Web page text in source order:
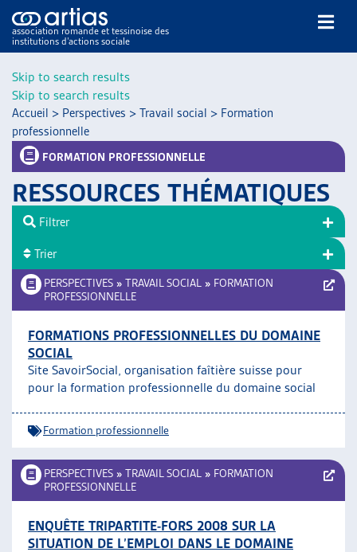
Skip to search results
Skip to search results
association romande et tessinoise des
institutions d’actions sociale
NOS PUBLICATIONS
ARTICLES
VEILLE
RESSOURCES
THÉMATIQUES
AUTRES
ARTIAS
L’ASSOCIATION
PROJETS ET ACTIVITÉS
JOURNÉES D’AUTOMNE
Accueil > Perspectives > Travail social > Formation
professionnelle
FORMATION PROFESSIONNELLE
RESSOURCES THÉMATIQUES
PERSPECTIVES » TRAVAIL SOCIAL » FORMATION
PROFESSIONNELLE
FORMATIONS PROFESSIONNELLES DU DOMAINE
SOCIAL
Site SavoirSocial, organisation faîtière suisse pour
pour la formation professionnelle du domaine social
Formation professionnelle
PERSPECTIVES » TRAVAIL SOCIAL » FORMATION
PROFESSIONNELLE
ENQUÊTE TRIPARTITE-FORS 2008 SUR LA
SITUATION DE L’EMPLOI DANS LE DOMAINE
Filtrer
Trier